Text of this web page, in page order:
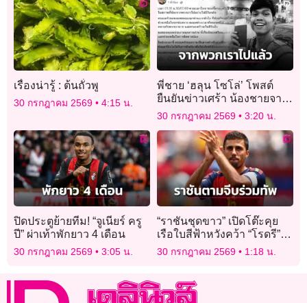
เรื่องน่ารู้ : ต้นถั่วพู
30 กรกฎาคม 2569 4:15 น.
พี่ชาย ‘ฮลุน โซโล่’ โพสต์
ยืนยันข่าวเศร้า น้องชายจาก
พวกเราไปอย่างไม่มีวันกลับ
30 กรกฎาคม 2569 3:20 น.
ปิดประตูย้ายทีม! “จูเนียร์ ครู
ปี” ผ่าเท้าพักยาว 4 เดือน
30 กรกฎาคม 2569 3:05 น.
“ราชันชุดขาว” เปิดโต๊ะคุย
เรือใบสีฟ้าหวังคว้า “โรดรี”
ร่วมทัพ
30 กรกฎาคม 2569 1:18 น.